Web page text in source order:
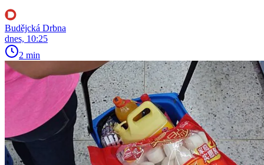
Budějcká Drbna
dnes, 10:25
2 min